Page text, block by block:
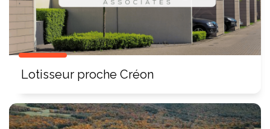
Lotisseur proche Créon